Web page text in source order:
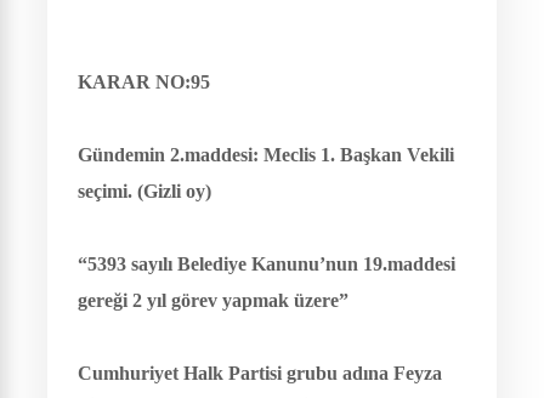
KARAR NO:95
Gündemin 2.maddesi: Meclis 1. Başkan Vekili
seçimi. (Gizli oy)
“5393 sayılı Belediye Kanunu’nun 19.maddesi
gereği 2 yıl görev yapmak üzere”
Cumhuriyet Halk Partisi grubu adına Feyza